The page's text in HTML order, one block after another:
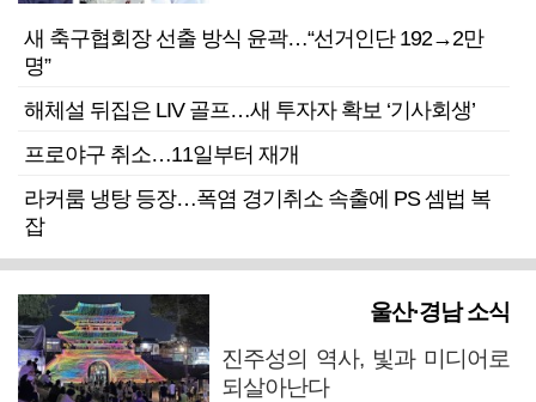
새 축구협회장 선출 방식 윤곽…“선거인단 192→2만
명”
해체설 뒤집은 LIV 골프…새 투자자 확보 ‘기사회생’
프로야구 취소…11일부터 재개
라커룸 냉탕 등장…폭염 경기취소 속출에 PS 셈법 복
잡
울산·경남 소식
진주성의 역사, 빛과 미디어로
되살아난다